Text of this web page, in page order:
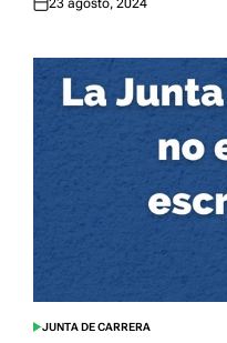
Posted
23 agosto, 2024
POSTED
JUNTA DE CARRERA